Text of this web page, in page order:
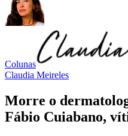
Colunas
Claudia Meireles
Morre o
Fábio Cuiabano,